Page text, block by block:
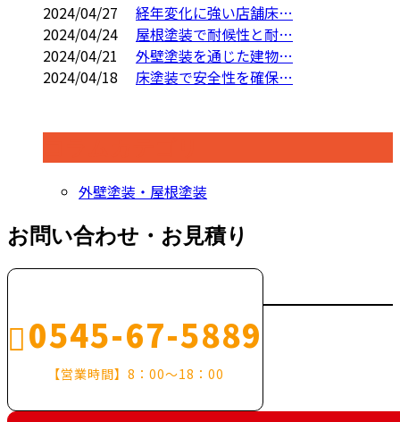
2024/04/27
経年変化に強い店舗床…
2024/04/24
屋根塗装で耐候性と耐…
2024/04/21
外壁塗装を通じた建物…
2024/04/18
床塗装で安全性を確保…
外壁塗装・屋根塗装
お問い合わせ・お見積り
0545-67-5889
【営業時間】8：00～18：00